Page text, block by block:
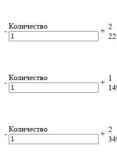
-
Количество
+ 2
-
Количество
+ 1
-
Количество
+ 2